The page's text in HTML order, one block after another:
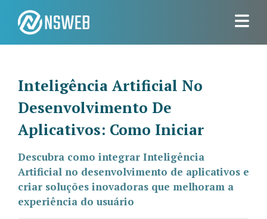
Inteligência Artificial No
Desenvolvimento De
Aplicativos: Como Iniciar
Descubra como integrar Inteligência
Artificial no desenvolvimento de aplicativos e
criar soluções inovadoras que melhoram a
experiência do usuário